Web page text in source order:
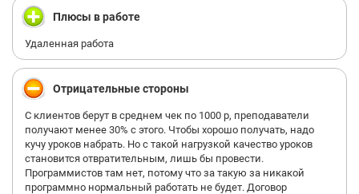
Плюсы в работе
Удаленная работа
Отрицательные стороны
С клиентов берут в среднем чек по 1000 р, преподаватели
получают менее 30% с этого. Чтобы хорошо получать, надо
кучу уроков набрать. Но с такой нагрузкой качество уроков
становится отвратительным, лишь бы провести.
Программистов там нет, потому что за такую за никакой
программно нормальный работать не будет. Договор